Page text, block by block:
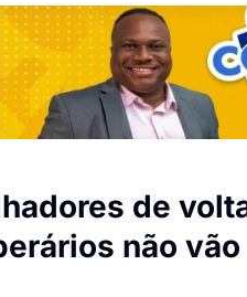
de
não vão